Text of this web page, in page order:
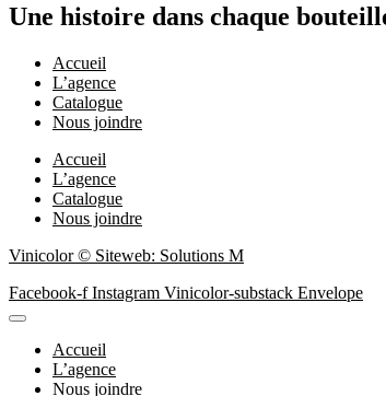
Une histoire dans chaque
Accueil
L’agence
Catalogue
Nous joindre
Accueil
L’agence
Catalogue
Nous joindre
Vinicolor © Siteweb: Solutions M
Facebook-f Instagram Vinicolor-substack Envelope
Accueil
L’agence
Nous joindre